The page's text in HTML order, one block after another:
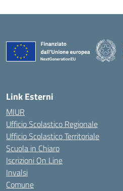
Link Esterni
MIUR
Ufficio Scolastico Regionale
Ufficio Scolastico Territoriale
Scuola in Chiaro
Iscrizioni On Line
Invalsi
Comune